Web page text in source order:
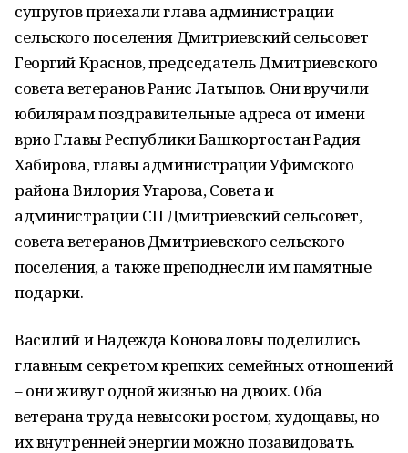
супругов приехали глава администрации
сельского поселения Дмитриевский сельсовет
Георгий Краснов, председатель Дмитриевского
совета ветеранов Ранис Латыпов. Они вручили
юбилярам поздравительные адреса от имени
врио Главы Республики Башкортостан Радия
Хабирова, главы администрации Уфимского
района Вилория Угарова, Совета и
администрации СП Дмитриевский сельсовет,
совета ветеранов Дмитриевского сельского
поселения, а также преподнесли им памятные
подарки.
Василий и Надежда Коноваловы поделились
главным секретом крепких семейных отношений
– они живут одной жизнью на двоих. Оба
ветерана труда невысоки ростом, худощавы, но
их внутренней энергии можно позавидовать.